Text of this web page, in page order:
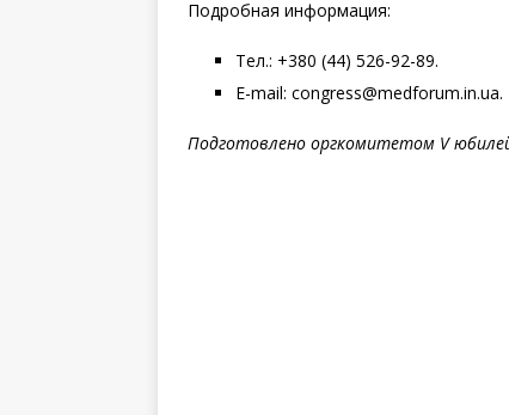
Подробная информация:
Тел.: +380 (44) 526-92-89.
E-mail: congress@medforum.in.ua.
Подготовлено оргкомитетом V